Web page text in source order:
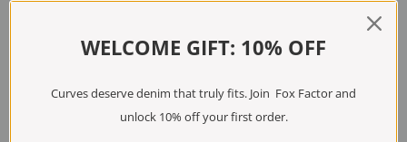
WELCOME GIFT: 10% OFF
Curves deserve denim that truly fits. Join Fox Factor and
unlock 10% off your first order.